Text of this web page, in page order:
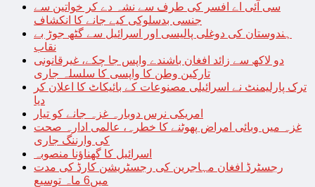
سی آئی اے افسر کی طرف سے نشہ دے کر خواتین سے
جنسی بدسلوکی کیے جانے کا انکشاف
ہندوستان کی دوغلی پالیسی اور اسرائیل سے گٹھ جوڑ بے
نقاب
دو لاکھ سے زائد افغان باشندے واپس جا چکے، غیرقانونی
تارکین وطن کا واپسی کا سلسلہ جاری
ترک پارلیمنٹ نے اسرائیلی مصنوعات کے بائیکاٹ کا اعلان کر
دیا
امریکی نرس دوبارہ غزہ جانے کو تیار
غزہ میں وبائی امراض پھوٹنے کا خطرہ، عالمی ادارہ صحت
کی وارننگ جاری
اسرائیل کا گھناؤنا منصوبہ
رجسٹرڈ افغان مہاجرین کی رجسٹریشن کارڈ کی مدت
میں6 ماہ توسیع